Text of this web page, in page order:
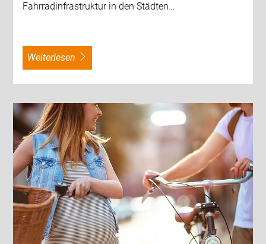
Fahrradinfrastruktur in den Städten…
weiterlesen